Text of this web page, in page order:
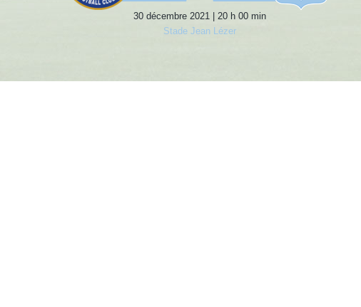
30 décembre 2021 | 20 h 00 min
Stade Jean Lézer